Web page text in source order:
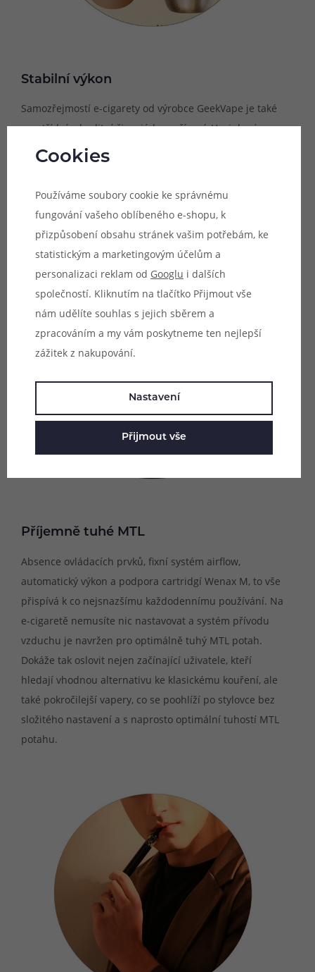
Stabilní výkon
Samozřejmostí e-cigarety od výrobce GeekVape je také
prvotřídní a kvalitní čip v jádru zařízení. Vypiplaná
elektronika zajistí nejen bezpečný chod e-cigarety, ale
modelu Wenax M2.
Příjemně tuhé MTL
Absence ovládacích prvků, fixní systém airflow,
automatický výkon a podpora cartridgí Wenax M, to vše
přispívá k co nejsnazšímu každodennímu používání. Na
e-cigaretě nemusíte nic nastavovat a systém přívodu
vzduchu je navržen pro optimálně tuhý MTL potah.
Dokáže tak oslovit nejen začínající uživatele, kteří
hledají vhodnou alternativu ke klasickému kouření, ale
také pokročilejší vapery, co se poohlíží po stylovce bez
složitého nastavení a s naprosto optimální tuhostí MTL
potahu.
Cookies
Používáme soubory cookie ke správnému
fungování vašeho oblíbeného e-shopu, k
přizpůsobení obsahu stránek vašim potřebám, ke
statistickým a marketingovým účelům a
personalizaci reklam od Googlu i dalších
společností. Kliknutím na tlačítko Přijmout vše
nám udělíte souhlas s jejich sběrem a
zpracováním a my vám poskytneme ten nejlepší
zážitek z nakupování.
Nastavení
Přijmout vše